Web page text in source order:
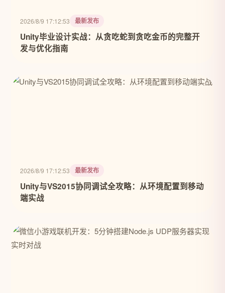
2026/8/9 17:12:53 最新发布
Unity毕业设计实战：从贪吃蛇到贪吃金币的完整开
发与优化指南
2026/8/9 17:12:53 最新发布
Unity与VS2015协同调试全攻略：从环境配置到移动
端实战